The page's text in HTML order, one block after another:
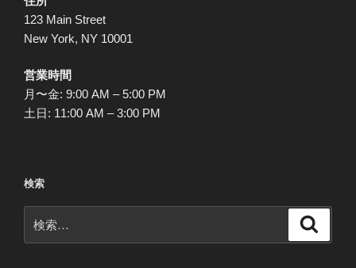
ジ
送
123 Main Street
New York, NY 10001
営業時間
月〜金: 9:00 AM – 5:00 PM
土日: 11:00 AM – 3:00 PM
検索
索: